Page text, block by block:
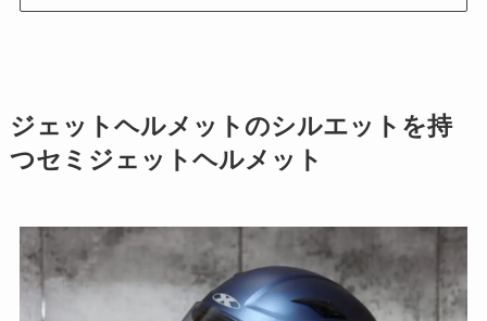
ジェットヘルメットのシルエットを持
つセミジェットヘルメット